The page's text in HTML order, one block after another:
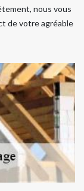
nous vous
de votre agréable